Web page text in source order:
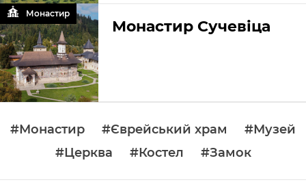
Монастир Сучевіца
Монастир
#Монастир #Єврейський храм
#Музей
#Церква
#Костел #Замок